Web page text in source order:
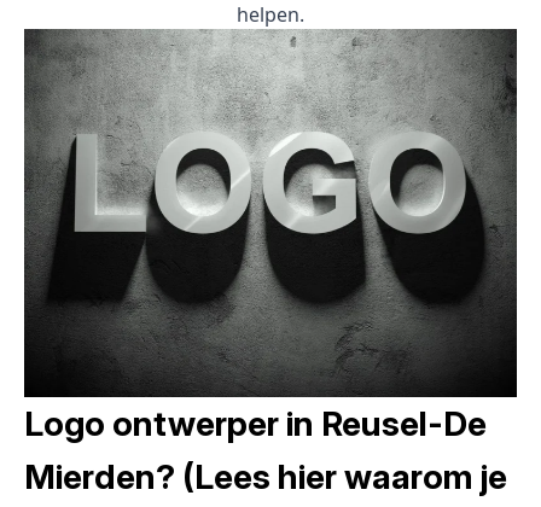
helpen.
Logo ontwerper in Reusel-De
Mierden? (Lees hier waarom je